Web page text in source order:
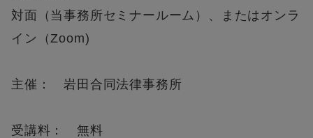
対面（当事務所セミナールーム）、またはオンラ
イン（Zoom)
主催： 岩田合同法律事務所
受講料： 無料